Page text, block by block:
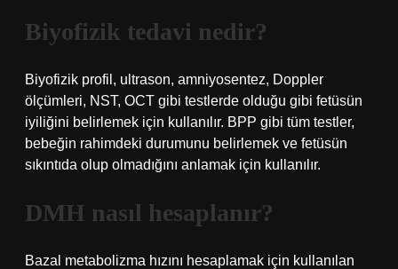
Biyofizik tedavi nedir?
Biyofizik profil, ultrason, amniyosentez, Doppler
ölçümleri, NST, OCT gibi testlerde olduğu gibi fetüsün
iyiliğini belirlemek için kullanılır. BPP gibi tüm testler,
bebeğin rahimdeki durumunu belirlemek ve fetüsün
sıkıntıda olup olmadığını anlamak için kullanılır.
DMH nasıl hesaplanır?
Bazal metabolizma hızını hesaplamak için kullanılan